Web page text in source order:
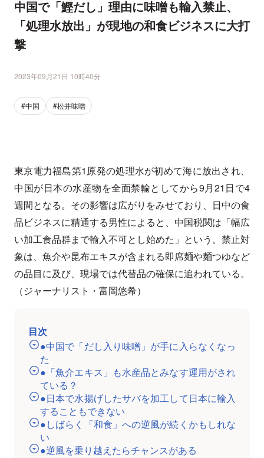
中国で「鰹だし」理由に味噌も輸入禁止、
「処理水放出」が現地の和食ビジネスに大打
撃
2023年09月21日 10時40分
#中国 #松井味噌
東京電力福島第1原発の処理水が初めて海に放出され、
中国が日本の水産物を全面禁輸としてから9月21日で4
週間となる。その影響は広がりをみせており、日中の食
品ビジネスに精通する男性によると、中国税関は「幅広
い加工食品群まで輸入不可とし始めた」という。禁止対
象は、魚介や昆布エキスが含まれる即席麺や麺つゆなど
の品目に及び、現場では代替品の確保に追われている。
（ジャーナリスト・富岡悠希）
目次
●中国で「だし入り味噌」が手に入らなくなっ
た
●「魚介エキス」も水産品とみなす運用がされ
ている？
●日本で水揚げしたサバを加工して日本に輸入
することもできない
●しばらく「和食」への逆風が続くかもしれな
い
●逆風を乗り越えたらチャンスがある